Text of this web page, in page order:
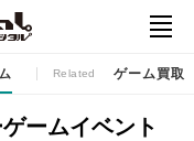
Related ゲーム買取
ームイベント